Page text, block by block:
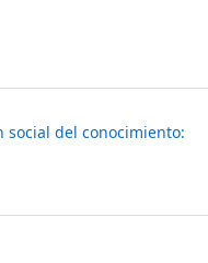
social del conocimiento: